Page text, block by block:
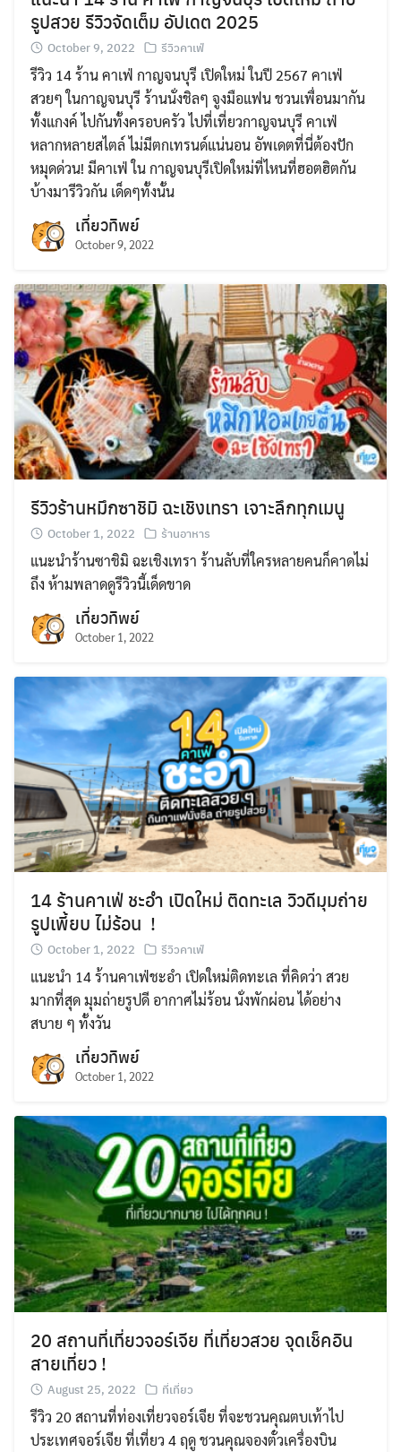
รูปสวย รีวิวจัดเต็ม อัปเดต 2025
October 9, 2022 รีวิวคาเฟ่
รีวิว 14 ร้าน คาเฟ่ กาญจนบุรี เปิดใหม่ ในปี 2567 คาเฟ่
สวยๆ ในกาญจนบุรี ร้านนั่งชิลๆ จูงมือแฟน ชวนเพื่อนมากัน
ทั้งแกงค์ ไปกันทั้งครอบครัว ไปที่เที่ยวกาญจนบุรี คาเฟ่
หลากหลายสไตล์ ไม่มีตกเทรนด์แน่นอน อัพเดตที่นี่ต้องปัก
หมุดด่วน! มีคาเฟ่ ใน กาญจนบุรีเปิดใหม่ที่ไหนที่ฮอตฮิตกัน
บ้างมารีวิวกัน เด็ดๆทั้งนั้น
เที่ยวทิพย์
October 9, 2022
รีวิวร้านหมึกซาชิมิ ฉะเชิงเทรา เจาะลึกทุกเมนู
October 1, 2022 ร้านอาหาร
แนะนำร้านซาชิมิ ฉะเชิงเทรา ร้านลับที่ใครหลายคนก็คาดไม่
ถึง ห้ามพลาดดูรีวิวนี้เด็ดขาด
เที่ยวทิพย์
October 1, 2022
14 ร้านคาเฟ่ ชะอำ เปิดใหม่ ติดทะเล วิวดีมุมถ่าย
รูปเพี้ยบ ไม่ร้อน !
October 1, 2022 รีวิวคาเฟ่
แนะนำ 14 ร้านคาเฟ่ชะอำ เปิดใหม่ติดทะเล ที่คิดว่า สวย
มากที่สุด มุมถ่ายรูปดี อากาศไม่ร้อน นั่งพักผ่อน ได้อย่าง
สบาย ๆ ทั้งวัน
เที่ยวทิพย์
October 1, 2022
20 สถานที่เที่ยวจอร์เจีย ที่เที่ยวสวย จุดเช็คอิน
สายเที่ยว !
August 25, 2022 ที่เที่ยว
รีวิว 20 สถานที่ท่องเที่ยวจอร์เจีย ที่จะชวนคุณตบเท้าไป
ประเทศจอร์เจีย ที่เที่ยว 4 ฤดู ชวนคุณจองตั๋วเครื่องบิน